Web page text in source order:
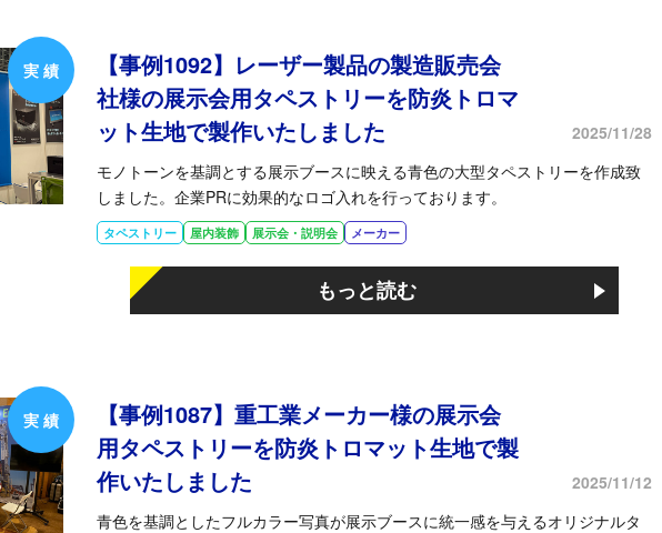
【事例1092】レーザー製品の製造販売会
社様の展示会用タペストリーを防炎トロマ
ット生地で製作いたしました
2025/11/28
モノトーンを基調とする展示ブースに映える青色の大型タペストリーを作成致
しました。企業PRに効果的なロゴ入れを行っております。
タペストリー 屋内装飾 展示会・説明会 メーカー
もっと読む
【事例1087】重工業メーカー様の展示会
用タペストリーを防炎トロマット生地で製
作いたしました
2025/11/12
青色を基調としたフルカラー写真が展示ブースに統一感を与えるオリジナルタ